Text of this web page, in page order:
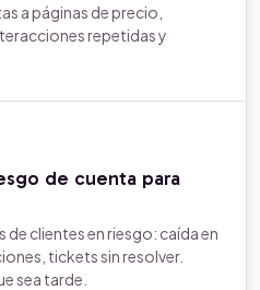
a páginas de precio,
repetidas y
de cuenta para
clientes en riesgo: caída en
tickets sin resolver.
sea tarde.